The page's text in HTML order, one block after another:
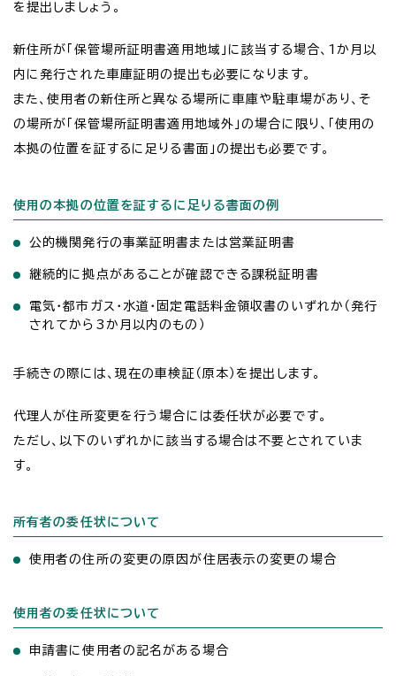
を提出しましょう。
新住所が「保管場所証明書適用地域」に該当する場合、1か月以
内に発行された車庫証明の提出も必要になります。
また、使用者の新住所と異なる場所に車庫や駐車場があり、そ
の場所が「保管場所証明書適用地域外」の場合に限り、「使用の
本拠の位置を証するに足りる書面」の提出も必要です。
使用の本拠の位置を証するに足りる書面の例
公的機関発行の事業証明書または営業証明書
継続的に拠点があることが確認できる課税証明書
電気・都市ガス・水道・固定電話料金領収書のいずれか（発行
されてから3か月以内のもの）
手続きの際には、現在の車検証（原本）を提出します。
代理人が住所変更を行う場合には委任状が必要です。
ただし、以下のいずれかに該当する場合は不要とされていま
す。
所有者の委任状について
使用者の住所の変更の原因が住居表示の変更の場合
使用者の委任状について
申請書に使用者の記名がある場合